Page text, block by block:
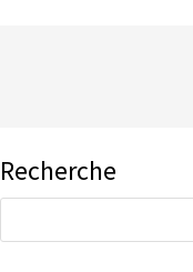
Recherche